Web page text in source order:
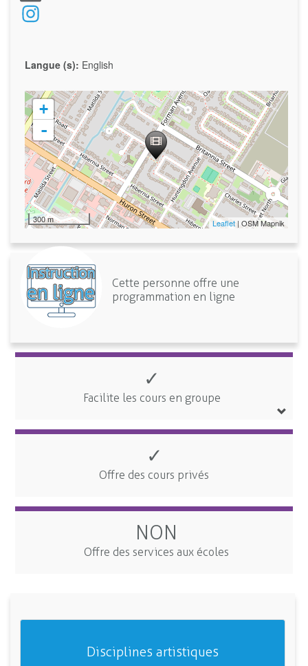
Langue (s): English
+
-
300 m Leaflet | OSM Mapnik
Cette personne offre une
programmation en ligne
✓
Facilite les cours en groupe
✓
Offre des cours privés
NON
Offre des services aux écoles
Disciplines artistiques